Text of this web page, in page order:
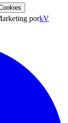
porkV